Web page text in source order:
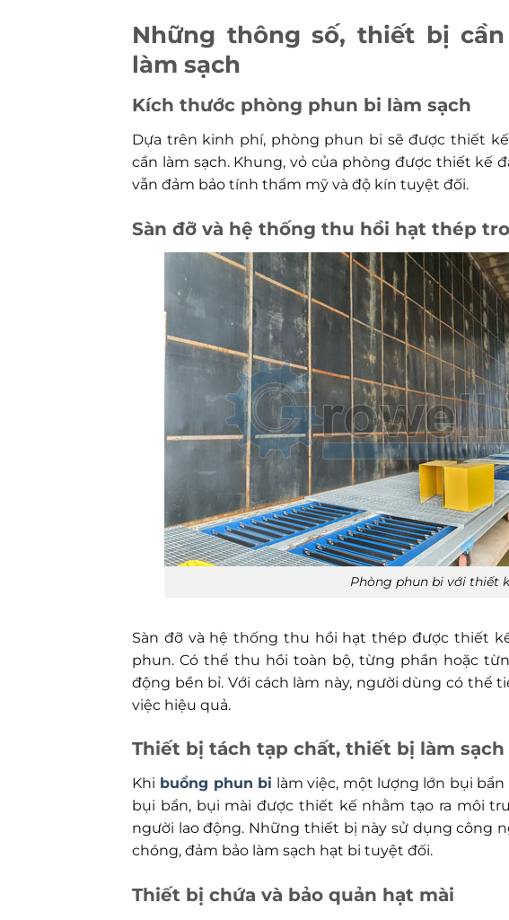
Những thông số, thiết bị
làm sạch
Kích thước phòng phun bi làm sạch
Dựa trên kinh phí, phòng phun bi sẽ được thiết
cần làm sạch. Khung, vỏ của phòng được thiết kế
vẫn đảm bảo tính thẩm mỹ và độ kín tuyệt đối.
Sàn đỡ và hệ thống thu hồi hạt thép
Phòng phun bi với thiết
Sàn đỡ và hệ thống thu hồi hạt thép được thiết
phun. Có thể thu hồi toàn bộ, từng phần hoặc
động bền bỉ. Với cách làm này, người dùng có thể
việc hiệu quả.
Thiết bị tách tạp chất, thiết bị làm
Khi buồng phun bi làm việc, một lượng lớn bụi
bụi bẩn, bụi mài được thiết kế nhằm tạo ra môi
người lao động. Những thiết bị này sử dụng công
chóng, đảm bảo làm sạch hạt bi tuyệt đối.
Thiết bị chứa và bảo quản hạt mài